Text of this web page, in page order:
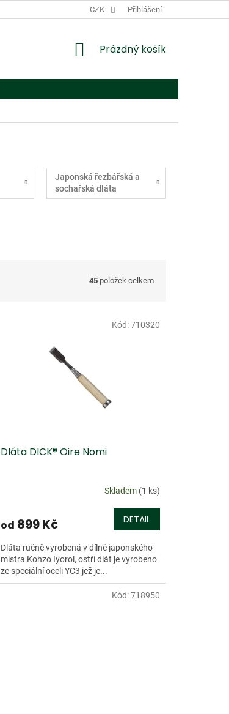
NÁHRADNÍ PLNĚNÍ
CZK Přihlášení
NÁKUPNÍ
Prázdný košík
Japonská řezbářská a
sochařská dláta
45 položek celkem
Dláta DICK® Oire Nomi
Skladem (1 ks)
od 899 Kč DETAIL
Dláta ručně vyrobená v dílně japonského
mistra Kohzo Iyoroi, ostří dlát je vyrobeno
ze speciální oceli YC3 jež je...
Kód:710320
Kód:718950